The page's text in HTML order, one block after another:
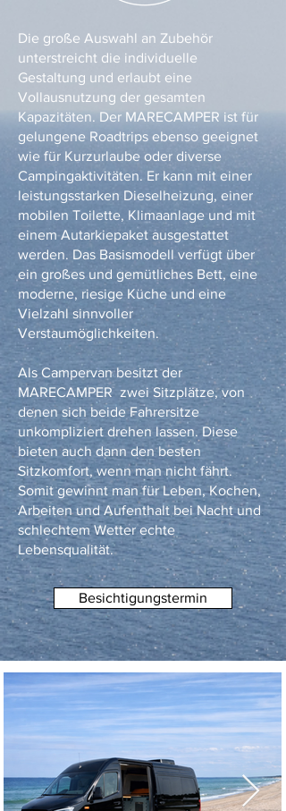
Die große Auswahl an Zubehör
unterstreicht die individuelle
Gestaltung und erlaubt eine
Vollausnutzung der gesamten
Kapazitäten. Der MARECAMPER ist für
gelungene Roadtrips ebenso geeignet
wie für Kurzurlaube oder diverse
Campingaktivitäten. Er kann mit einer
leistungsstarken Dieselheizung, einer
mobilen Toilette, Klimaanlage und mit
einem Autarkiepaket ausgestattet
werden. Das Basismodell verfügt über
ein großes und gemütliches Bett, eine
moderne, riesige Küche und eine
Vielzahl sinnvoller
Verstaumöglichkeiten.
Als Campervan besitzt der
MARECAMPER zwei Sitzplätze, von
denen sich beide Fahrersitze
unkompliziert drehen lassen. Diese
bieten auch dann den besten
Sitzkomfort, wenn man nicht fährt.
Somit gewinnt man für Leben, Kochen,
Arbeiten und Aufenthalt bei Nacht und
schlechtem Wetter echte
Lebensqualität.
Besichtigungstermin